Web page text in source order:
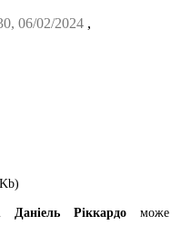
06/02/2024 ,
Даніель Ріккардо може